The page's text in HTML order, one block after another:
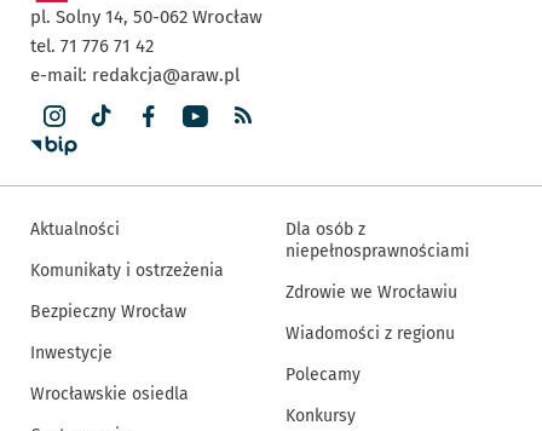
pl. Solny 14, 50-062 Wrocław
tel. 71 776 71 42
e-mail: redakcja@araw.pl
Aktualności
Komunikaty i ostrzeżenia
Bezpieczny Wrocław
Inwestycje
Wrocławskie osiedla
Dla osób z
niepełnosprawnościami
Zdrowie we Wrocławiu
Wiadomości z regionu
Polecamy
Konkursy